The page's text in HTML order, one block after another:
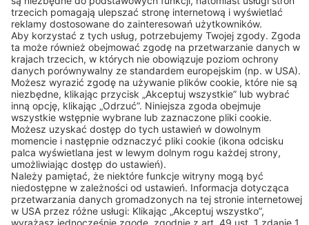
BEKO TECHNOLOGIES Sp. z o.o.
ul. Pańska 73
00-834 WARSZAWA
Tel: +48 (22 314 75 40)
Kontakt
Linki